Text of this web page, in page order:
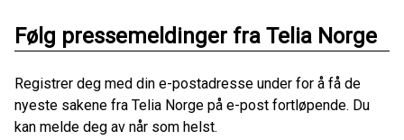
Følg pressemeldinger fra Telia Norge
Registrer deg med din e-postadresse under for å få de
nyeste sakene fra Telia Norge på e-post fortløpende. Du
kan melde deg av når som helst.